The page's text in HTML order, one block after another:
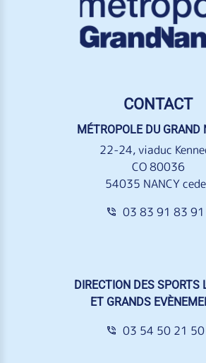
CONTACT
MÉTROPOLE DU GRAND
22-24, viaduc
CO 80036
54035 NANCY
03 83 91 83 91
DIRECTION DES SPORTS
ET GRANDS
03 54 50 21 50